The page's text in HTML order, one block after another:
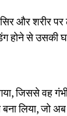
और शरीर
होने से उसकी
जिससे वह
लिया, जो